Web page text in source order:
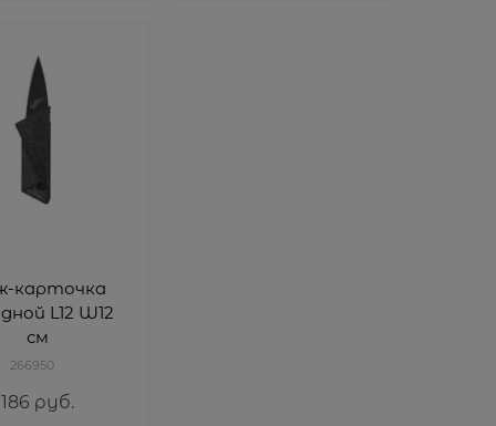
карточка
L12 W12
см
266950
186 руб.